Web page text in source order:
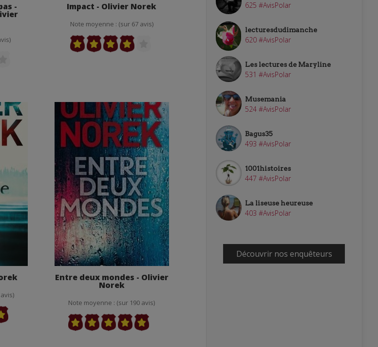
- Impact - Olivier Norek
Note moyenne : (sur 67 avis)
Entre deux mondes - Olivier
Norek
Note moyenne : (sur 190 avis)
625 #AvisPolar
lecturesdudimanche
620 #AvisPolar
Les lectures de Maryline
531 #AvisPolar
Musemania
524 #AvisPolar
Bagus35
493 #AvisPolar
1001histoires
447 #AvisPolar
La liseuse heureuse
403 #AvisPolar
Découvrir nos enquêteurs